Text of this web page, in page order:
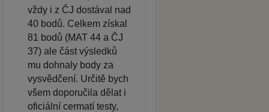
vždy i z ČJ dostával nad
40 bodů. Celkem získal
81 bodů (MAT 44 a ČJ
37) ale část výsledků
mu dohnaly body za
vysvědčení. Určitě bych
všem doporučila dělat i
oficiální cermatí testy,